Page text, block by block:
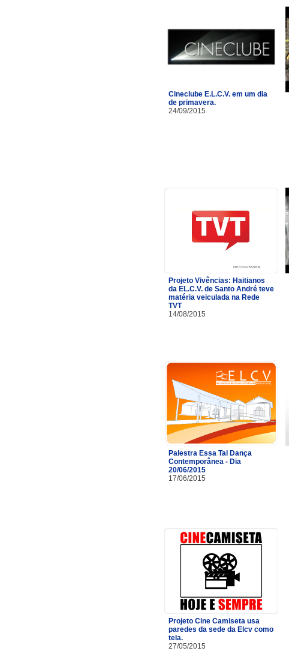
Cineclube E.L.C.V. em um dia
de primavera.
24/09/2015
Projeto Vivências: Haitianos
da EL.C.V. de Santo André teve
matéria veiculada na Rede
TVT
14/08/2015
Palestra Essa Tal Dança
Contemporânea - Dia
20/06/2015
17/06/2015
Projeto Cine Camiseta usa
paredes da sede da Elcv como
tela.
27/05/2015